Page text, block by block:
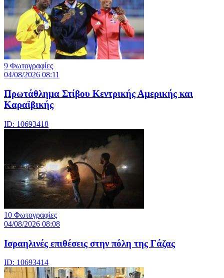
9 Φωτογραφίες
04/08/2026 08:11
Πρωτάθλημα Στίβου Κεντρικής Αμερικής και
Καραϊβικής
ID: 10693418
10 Φωτογραφίες
04/08/2026 08:08
Iσραηλινές επιθέσεις στην πόλη της Γάζας
ID: 10693414